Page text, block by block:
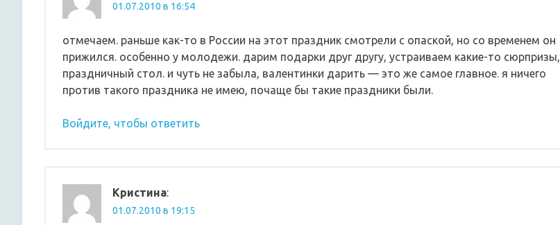
01.07.2010 в 16:54
отмечаем. раньше как-то в России на этот праздник смотрели с опаской, но со временем он
прижился. особенно у молодежи. дарим подарки друг другу, устраиваем какие-то сюрпризы,
праздничный стол. и чуть не забыла, валентинки дарить — это же самое главное. я ничего
против такого праздника не имею, почаще бы такие праздники были.
Войдите, чтобы ответить
Кристина:
01.07.2010 в 19:15